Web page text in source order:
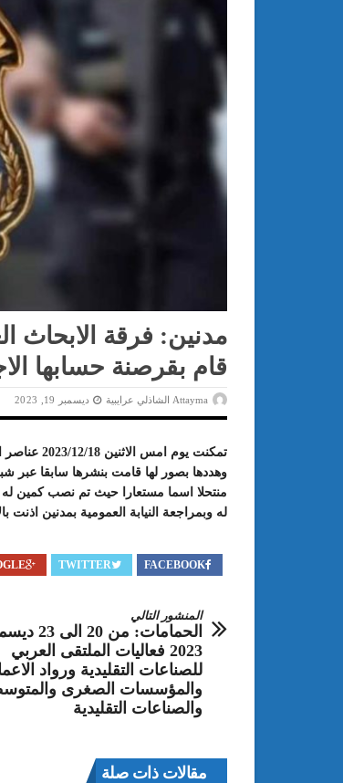
مدنين: فرقة الابحاث
قام بقرصنة حسابها
Attayma الشاذلي عرايبية ديسمبر 19, 2023
تمكنت
وهددها بصور لها قامت بنشرها سابقا عبر
منتحلا اسما مستعارا حيث تم نصب كمين
له وبمراجعة النيابة العمومية بمدنين
FACEBOOK
TWITTER
المنشور التالي
الحمامات: من 20 الى
2023 فعاليات الملتقى العربي
للصناعات التقليدية ورواد
والمؤسسات الصغرى
والصناعات التقليدية
مقالات ذات صلة
عبد الستار الخليفي: مهم
الملتقى الدولي الحسين
الجامعي بوجودي أو بدونه